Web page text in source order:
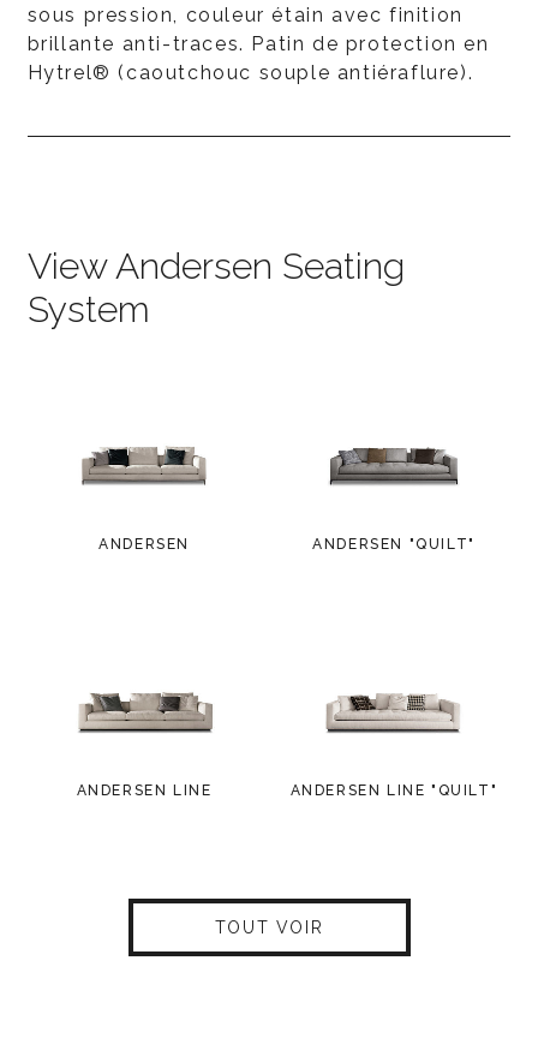
sous pression, couleur étain avec finition
brillante anti-traces. Patin de protection en
Hytrel® (caoutchouc souple antiéraflure).
View Andersen Seating
System
ANDERSEN ANDERSEN "QUILT"
ANDERSEN LINE ANDERSEN LINE "QUILT"
TOUT VOIR